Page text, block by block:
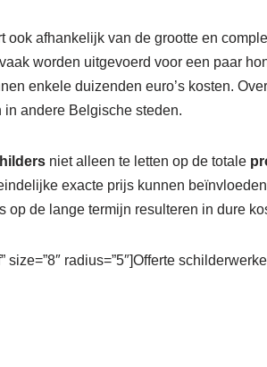
ook afhankelijk van de grootte en
worden uitgevoerd voor een paar
enkele duizenden euro’s kosten.
andere Belgische steden.
niet alleen te letten op de totale
exacte prijs kunnen
de lange termijn resulteren in dure
size=”8″ radius=”5″]Offerte